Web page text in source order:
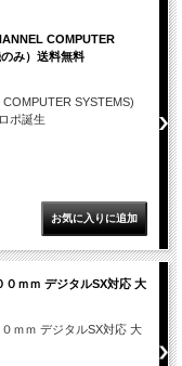
COMPUTER
み）送料無料
SYSTEMS)
ポ誕生
ｍｍ デジタルSX対応 大
ｍｍ デジタルSX対応 大